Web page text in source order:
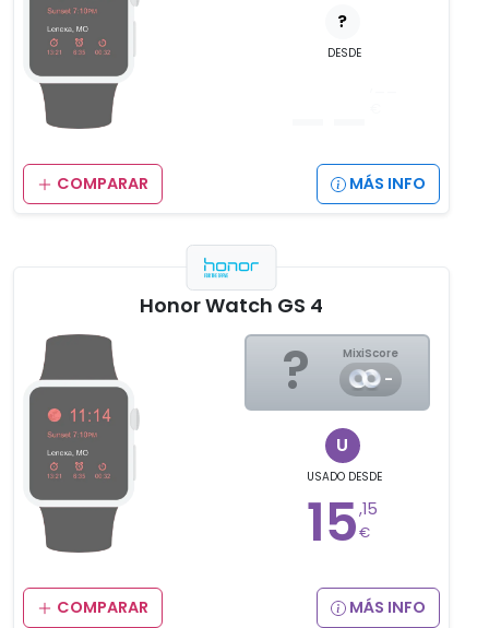
?
DESDE
COMPARAR MÁS INFO
Honor Watch GS 4
? MixiScore
-
U
USADO DESDE
15,15
€
COMPARAR MÁS INFO